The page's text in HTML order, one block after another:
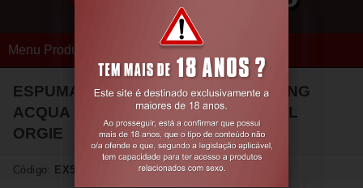
Menu Produtos
ESPUMA DE MASSAGEM CRACKELING
ACQUA CROCCANTE SAKURA 150ML
ORGIE
Código: EX54391